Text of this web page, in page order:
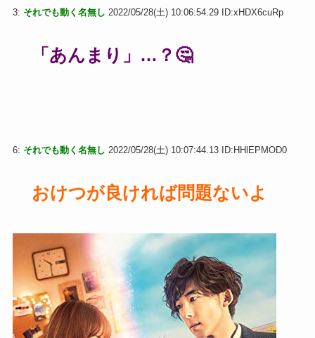
3: それでも動く名無し 2022/05/28(土) 10:06:54.29 ID:xHDX6cuRp
「あんまり」…？🤔
6: それでも動く名無し 2022/05/28(土) 10:07:44.13 ID:HHlEPMOD0
おけつが良ければ問題ないよ